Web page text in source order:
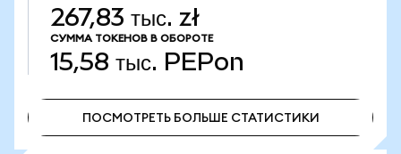
267,83 тыс. zł
СУММА ТОКЕНОВ В ОБОРОТЕ
15,58 тыс. PEPon
ПОСМОТРЕТЬ БОЛЬШЕ СТАТИСТИКИ